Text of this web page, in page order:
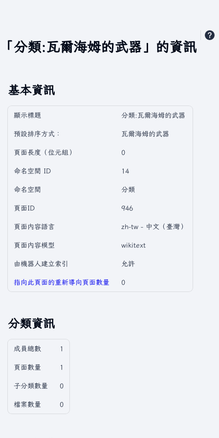
「分類:瓦爾海姆的武器」的資訊
基本資訊
顯示標題 分類:瓦爾海姆的武器
預設排序方式： 瓦爾海姆的武器
頁面長度（位元組） 0
命名空間 ID 14
命名空間 分類
頁面ID 946
頁面內容語言 zh-tw - 中文（臺灣）
頁面內容模型 wikitext
由機器人建立索引 允許
指向此頁面的重新導向頁面數量 0
分類資訊
成員總數 1
頁面數量 1
子分類數量 0
檔案數量 0